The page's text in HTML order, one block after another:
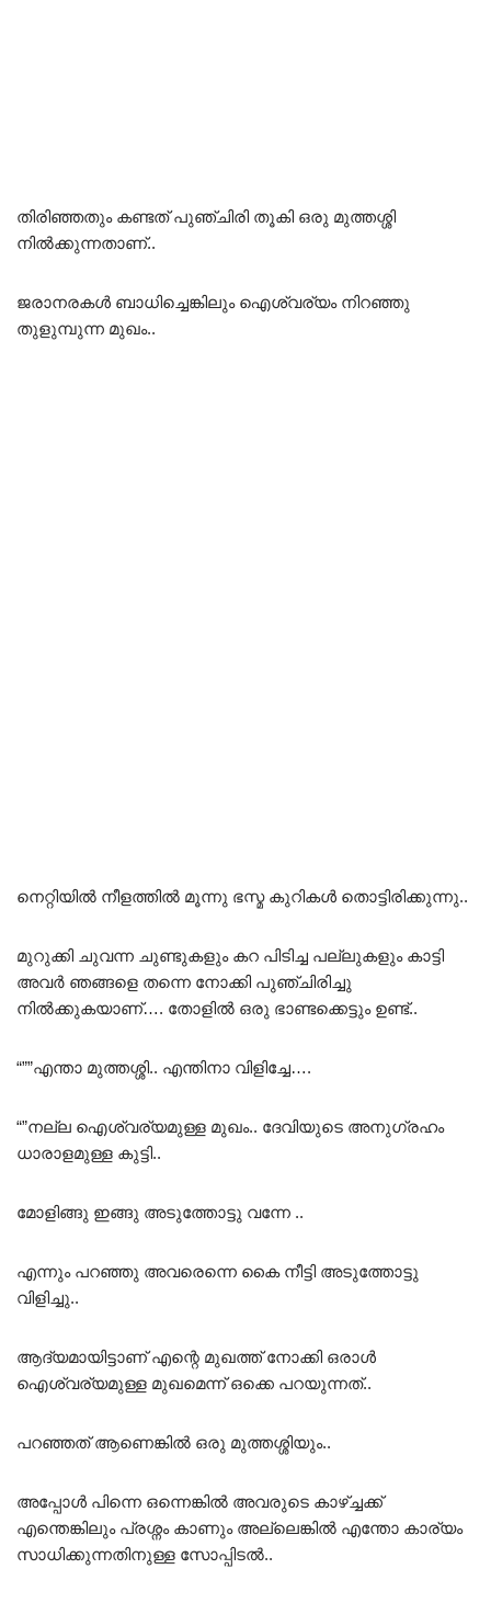
തിരിഞ്ഞതും കണ്ടത് പുഞ്ചിരി തൂകി ഒരു മുത്തശ്ശി
നിൽക്കുന്നതാണ്..
ജരാനരകൾ ബാധിച്ചെങ്കിലും ഐശ്വര്യം നിറഞ്ഞു
തുളുമ്പുന്ന മുഖം..
നെറ്റിയിൽ നീളത്തിൽ മൂന്നു ഭസ്മ കുറികൾ തൊട്ടിരിക്കുന്നു..
മുറുക്കി ചുവന്ന ചുണ്ടുകളും കറ പിടിച്ച പല്ലുകളും കാട്ടി
അവർ ഞങ്ങളെ തന്നെ നോക്കി പുഞ്ചിരിച്ചു
നിൽക്കുകയാണ്…. തോളിൽ ഒരു ഭാണ്ടക്കെട്ടും ഉണ്ട്‌..
“””എന്താ മുത്തശ്ശി.. എന്തിനാ വിളിച്ചേ….
“”നല്ല ഐശ്വര്യമുള്ള മുഖം.. ദേവിയുടെ അനുഗ്രഹം
ധാരാളമുള്ള കുട്ടി..
മോളിങ്ങു ഇങ്ങു അടുത്തോട്ടു വന്നേ ..
എന്നും പറഞ്ഞു അവരെന്നെ കൈ നീട്ടി അടുത്തോട്ടു
വിളിച്ചു..
ആദ്യമായിട്ടാണ് എന്റെ മുഖത്ത് നോക്കി ഒരാൾ
ഐശ്വര്യമുള്ള മുഖമെന്ന് ഒക്കെ പറയുന്നത്..
പറഞ്ഞത് ആണെങ്കിൽ ഒരു മുത്തശ്ശിയും..
അപ്പോൾ പിന്നെ ഒന്നെങ്കിൽ അവരുടെ കാഴ്ച്ചക്ക്
എന്തെങ്കിലും പ്രശ്നം കാണും അല്ലെങ്കിൽ എന്തോ കാര്യം
സാധിക്കുന്നതിനുള്ള സോപ്പിടൽ..